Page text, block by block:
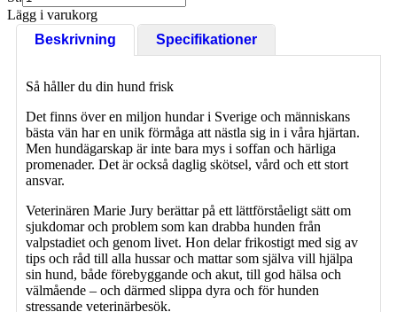
Lägg i varukorg
Beskrivning
Specifikationer
Så håller du din hund frisk
Det finns över en miljon hundar i Sverige och människans
bästa vän har en unik förmåga att nästla sig in i våra hjärtan.
Men hundägarskap är inte bara mys i soffan och härliga
promenader. Det är också daglig skötsel, vård och ett stort
ansvar.
Veterinären Marie Jury berättar på ett lättförståeligt sätt om
sjukdomar och problem som kan drabba hunden från
valpstadiet och genom livet. Hon delar frikostigt med sig av
tips och råd till alla hussar och mattar som själva vill hjälpa
sin hund, både förebyggande och akut, till god hälsa och
välmående – och därmed slippa dyra och för hunden
stressande veterinärbesök.